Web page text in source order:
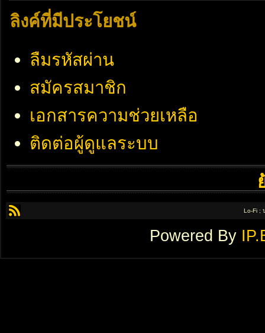
ลิงค์ที่มีประโยชน์
ลืมรหัสผ่าน
สมัครสมาชิก
เอกสารความช่วยเหลือ
ติดต่อผู้ดูแลระบบ
Lo-Fi ;
Powered By